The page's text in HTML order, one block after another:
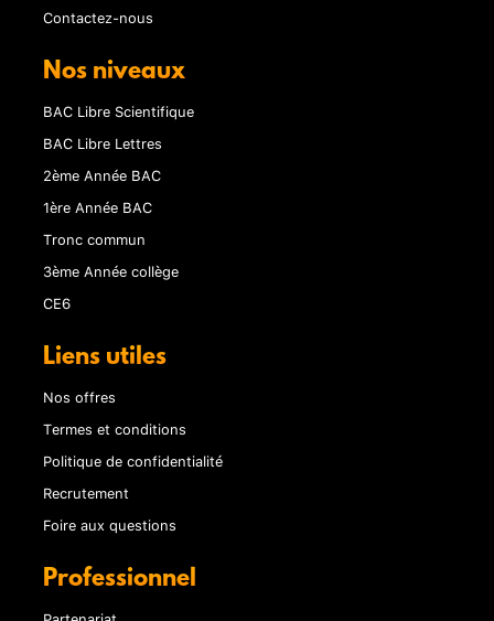
Contactez-nous
Nos niveaux
BAC Libre Scientifique
BAC Libre Lettres
2ème Année BAC
1ère Année BAC
Tronc commun
3ème Année collège
CE6
Liens utiles
Nos offres
Termes et conditions
Politique de confidentialité
Recrutement
Foire aux questions
Professionnel